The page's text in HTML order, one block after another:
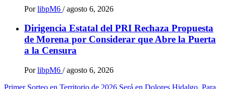
Por libpM6 / agosto 6, 2026
Dirigencia Estatal del PRI Rechaza Propuesta
de Morena por Considerar que Abre la Puerta
a la Censura
Por libpM6 / agosto 6, 2026
Primer Sorteo en Territorio de 2026 Será en Dolores Hidalgo, Para